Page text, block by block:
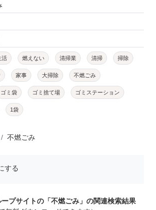
活 燃えない 清掃業 清掃 掃除
家事 大掃除 不燃ごみ
ゴミ袋 ゴミ捨て場 ゴミステーション
1袋
不燃ごみ
する
プサイトの「不燃ごみ」の関連検索結果